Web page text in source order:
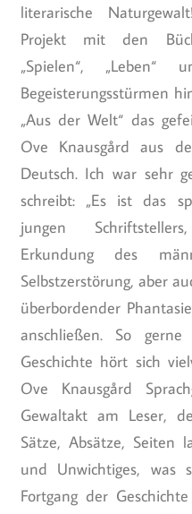
literarische
Projekt mit den
„Spielen“,
Begeisterungsstürmen
„Aus der Welt“ das
Ove Knausgård aus
Deutsch. Ich war sehr
schreibt: „Es ist das
jungen
Erkundung des
Selbstzerstörung, aber
überbordender
anschließen. So
Geschichte hört sich
Ove Knausgård
Gewaltakt am Leser,
Sätze, Absätze, Seiten
und Unwichtiges, was
Fortgang der